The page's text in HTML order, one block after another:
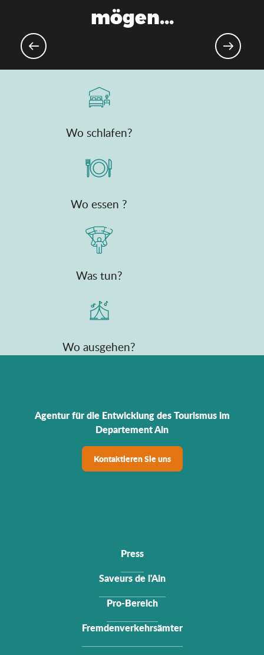
mögen...
Wo schlafen?
Wo essen ?
Was tun?
Wo ausgehen?
Agentur für die Entwicklung des Tourismus im
Departement Ain
Kontaktieren Sie uns
Press
Saveurs de l'Ain
Pro-Bereich
Fremdenverkehrsämter